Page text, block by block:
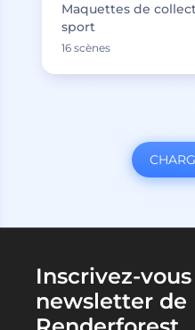
Maquettes de
sport
16 scènes
Inscrivez-
newsletter de